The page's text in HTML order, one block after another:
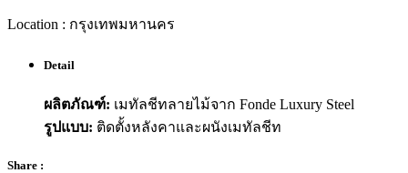
Location : กรุงเทพมหานคร
Detail
ผลิตภัณฑ์: เมทัลชีทลายไม้จาก Fonde Luxury Steel
รูปแบบ: ติดตั้งหลังคาและผนังเมทัลชีท
Share :